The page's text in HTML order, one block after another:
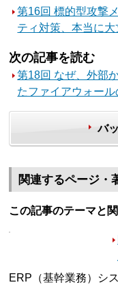
第16回 標的型攻撃
ティ対策、本当に大
次の記事を読む
第18回 なぜ、外部
たファイアウォール
バ
関連するページ・
この記事のテーマと
ERP（基幹業務）シ